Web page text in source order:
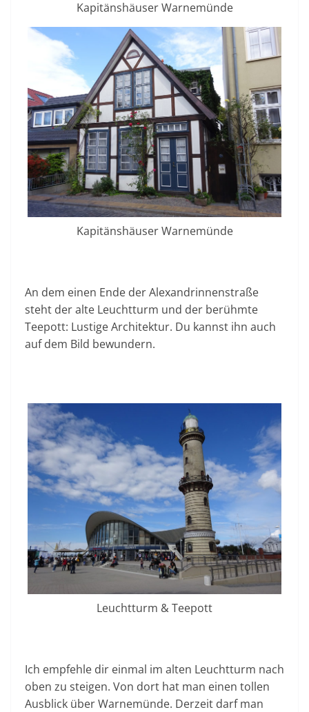
Kapitänshäuser Warnemünde
Kapitänshäuser Warnemünde
An dem einen Ende der Alexandrinnenstraße
steht der alte Leuchtturm und der berühmte
Teepott: Lustige Architektur. Du kannst ihn auch
auf dem Bild bewundern.
Leuchtturm & Teepott
Ich empfehle dir einmal im alten Leuchtturm nach
oben zu steigen. Von dort hat man einen tollen
Ausblick über Warnemünde. Derzeit darf man